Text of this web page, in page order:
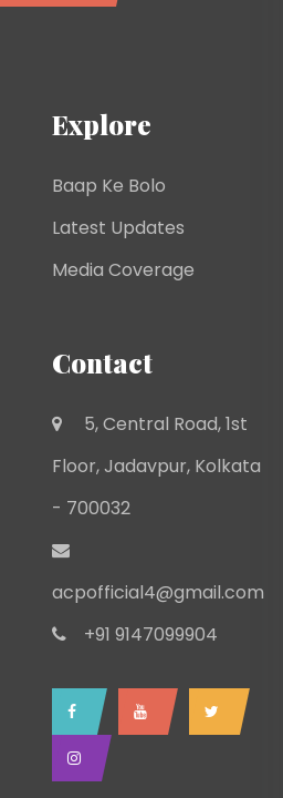
Explore
Baap Ke Bolo
Latest Updates
Media Coverage
Contact
5, Central Road, 1st
Floor, Jadavpur, Kolkata
- 700032
acpofficial4@gmail.com
+91 9147099904